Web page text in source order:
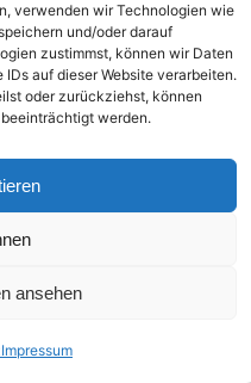
verwenden wir Technologien wie
und/oder darauf
zustimmst, können wir Daten
auf dieser Website verarbeiten.
oder zurückziehst, können
werden.
ansehen
Impressum
nahezu religiös
in Form
oder
[10].
von der Vision,
(technologische
[10]
für denjenigen